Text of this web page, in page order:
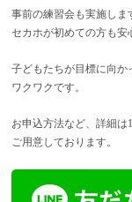
事前の練習会も実施しま
セカホが初めての方も安
子どもたちが目標に向か
ワクワクです。
お申込方法など、詳細は
ご用意しております。